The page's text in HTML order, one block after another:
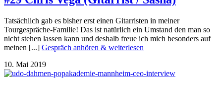
Tatsächlich gab es bisher erst einen Gitarristen in meiner
Tourgespräche-Familie! Das ist natürlich ein Umstand den man so
nicht stehen lassen kann und deshalb freue ich mich besonders auf
meinen [...] Gespräch anhören & weiterlesen
10. Mai 2019